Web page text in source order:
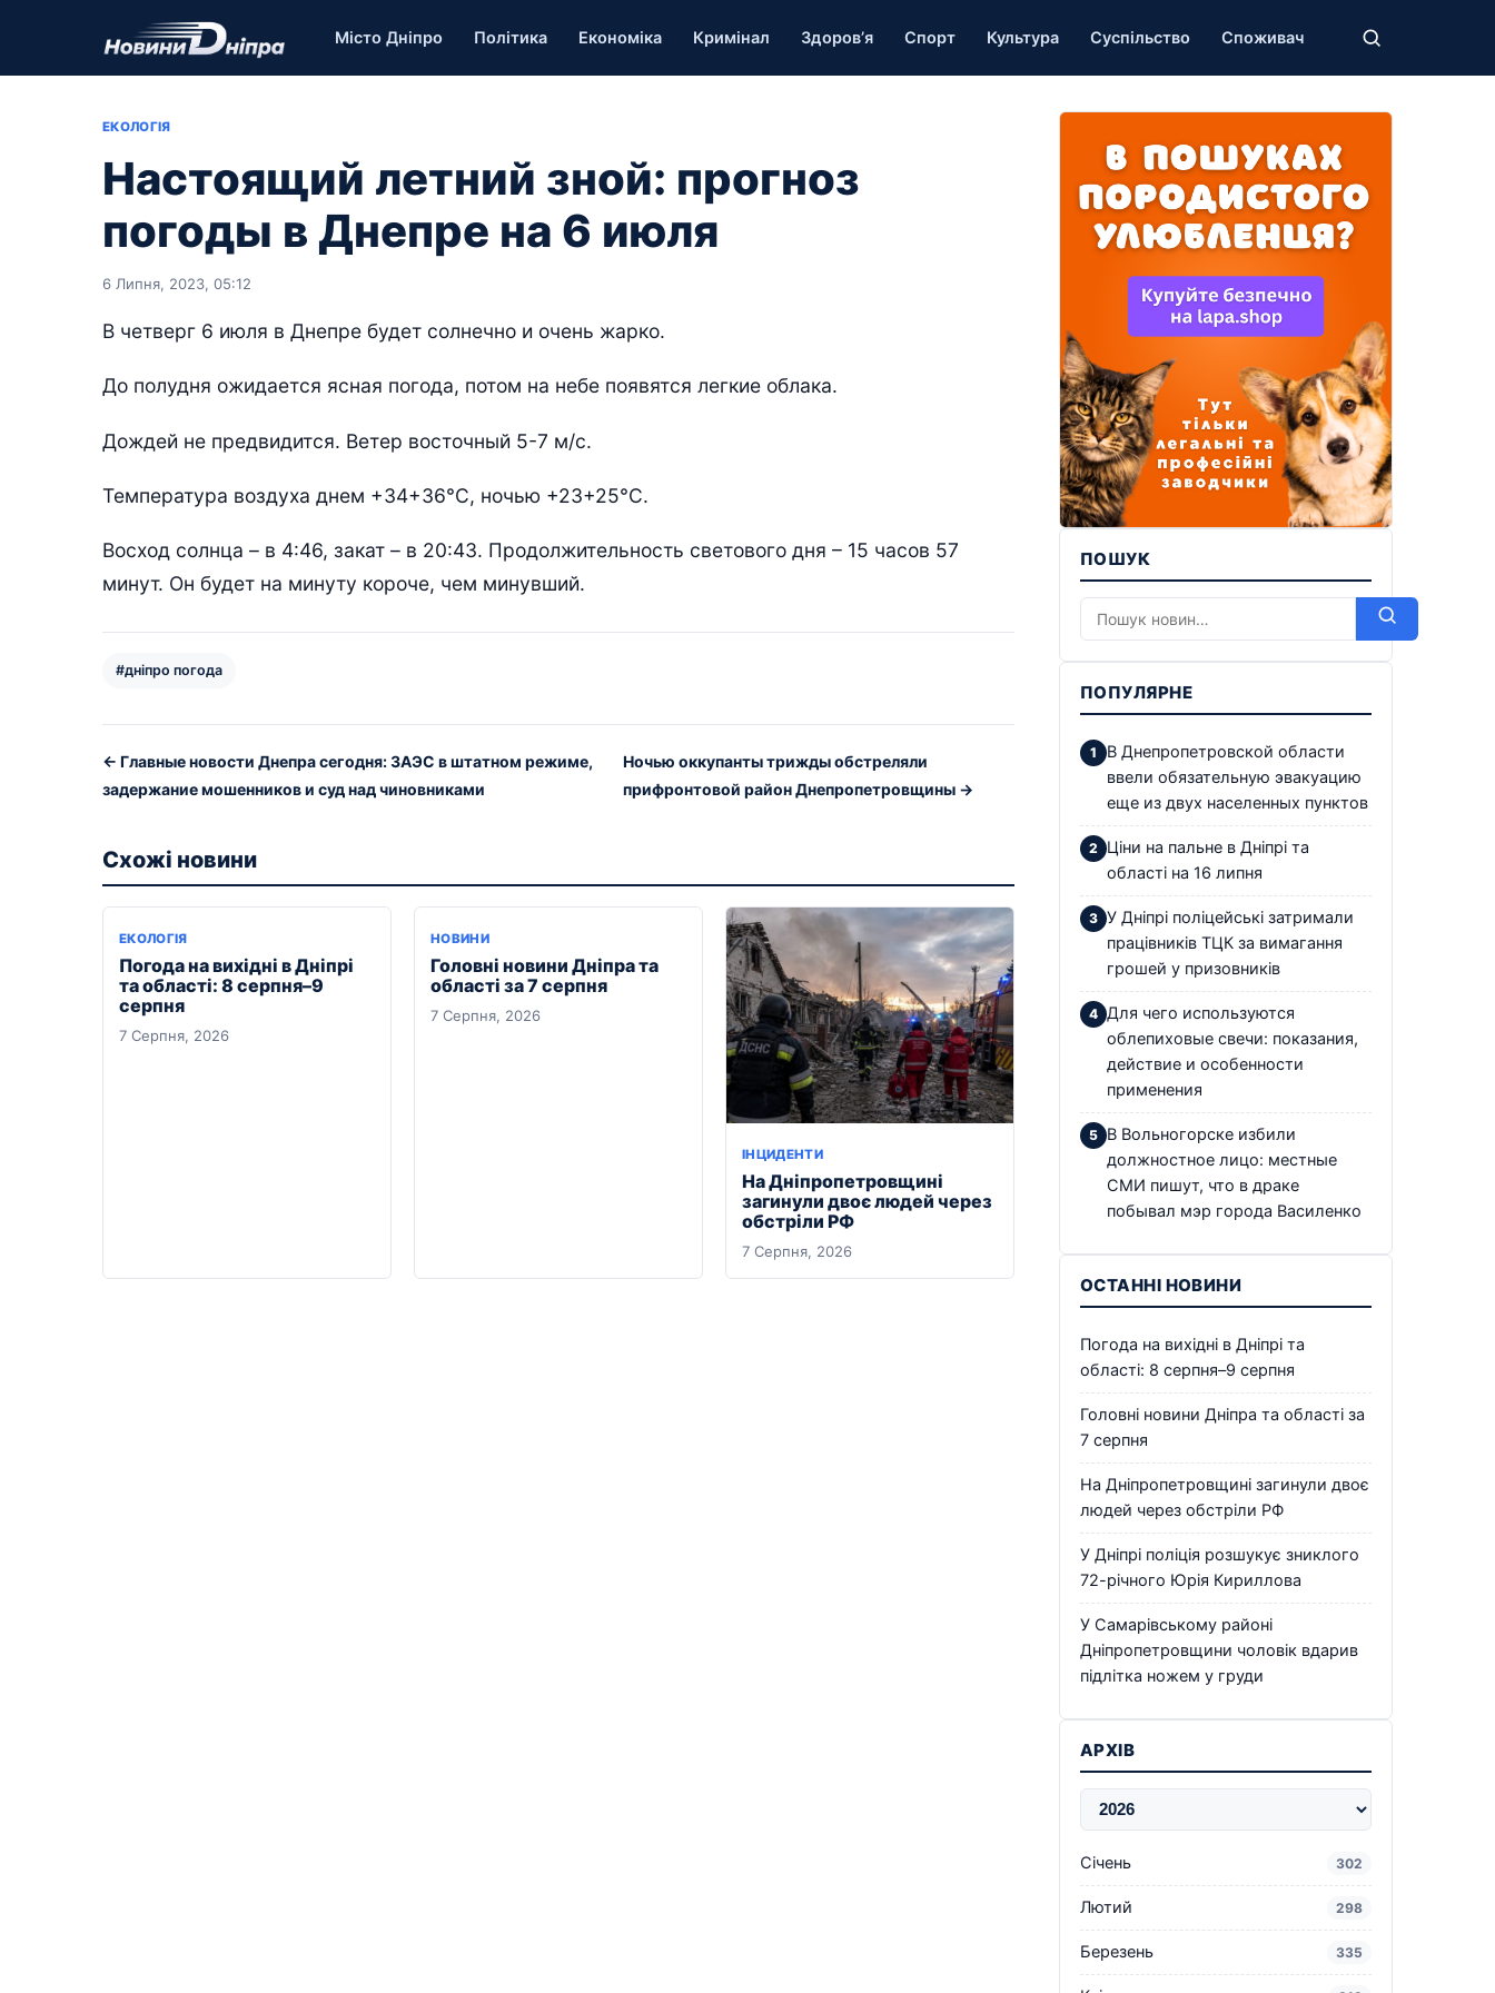
Місто Дніпро Політика Економіка Кримінал Здоров’я Спорт Культура Суспільство Споживач
ЕКОЛОГІЯ
Настоящий летний зной: прогноз
погоды в Днепре на 6 июля
6 Липня, 2023, 05:12
В четверг 6 июля в Днепре будет солнечно и очень жарко.
До полудня ожидается ясная погода, потом на небе появятся легкие облака.
Дождей не предвидится. Ветер восточный 5-7 м/с.
Температура воздуха днем +34+36°С, ночью +23+25°С.
Восход солнца – в 4:46, закат – в 20:43. Продолжительность светового дня – 15 часов 57
минут. Он будет на минуту короче, чем минувший.
#дніпро погода
← Главные новости Днепра сегодня: ЗАЭС в штатном режиме,
задержание мошенников и суд над чиновниками
Ночью оккупанты трижды обстреляли
прифронтовой район Днепропетровщины →
Схожі новини
ЕКОЛОГІЯ
Погода на вихідні в Дніпрі
та області: 8 серпня–9
серпня
7 Серпня, 2026
НОВИНИ
Головні новини Дніпра та
області за 7 серпня
7 Серпня, 2026
ІНЦИДЕНТИ
На Дніпропетровщині
загинули двоє людей через
обстріли РФ
7 Серпня, 2026
ПОШУК
ПОПУЛЯРНЕ
В Днепропетровской области
ввели обязательную эвакуацию
еще из двух населенных пунктов
Ціни на пальне в Дніпрі та
області на 16 липня
У Дніпрі поліцейські затримали
працівників ТЦК за вимагання
грошей у призовників
Для чего используются
облепиховые свечи: показания,
действие и особенности
применения
В Вольногорске избили
должностное лицо: местные
СМИ пишут, что в драке
побывал мэр города Василенко
ОСТАННІ НОВИНИ
Погода на вихідні в Дніпрі та
області: 8 серпня–9 серпня
Головні новини Дніпра та області за
7 серпня
На Дніпропетровщині загинули двоє
людей через обстріли РФ
У Дніпрі поліція розшукує зниклого
72-річного Юрія Кириллова
У Самарівському районі
Дніпропетровщини чоловік вдарив
підлітка ножем у груди
АРХІВ
Січень 302
Лютий 298
Березень 335